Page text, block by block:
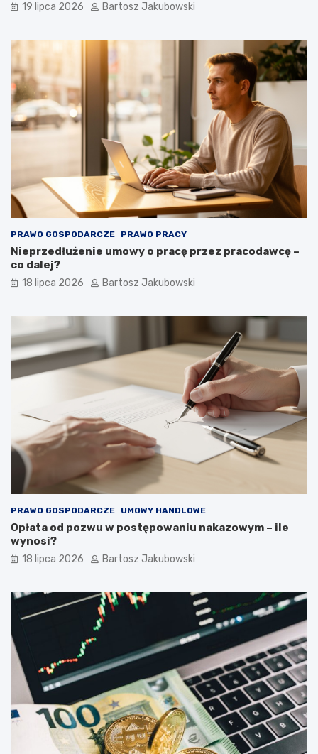
19 lipca 2026 Bartosz Jakubowski
PRAWO GOSPODARCZE PRAWO PRACY
Nieprzedłużenie umowy o pracę przez pracodawcę –
co dalej?
18 lipca 2026 Bartosz Jakubowski
PRAWO GOSPODARCZE UMOWY HANDLOWE
Opłata od pozwu w postępowaniu nakazowym – ile
wynosi?
18 lipca 2026 Bartosz Jakubowski